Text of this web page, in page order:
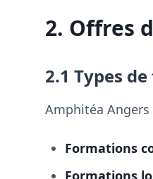
2. Offres
2.1 Types
Amphitéa
Formations
Formations